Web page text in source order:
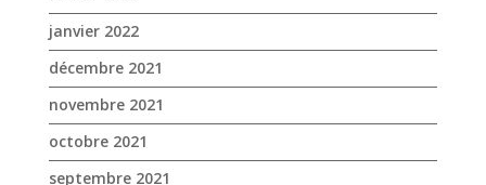
août 2021
juillet 2021
juin 2021
mai 2021